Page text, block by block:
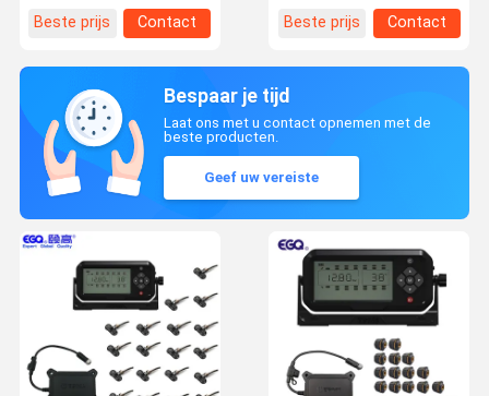
Beste prijs
Contact
Beste prijs
Contact
Bespaar je tijd
Laat ons met u contact opnemen met de
beste producten.
Geef uw vereiste